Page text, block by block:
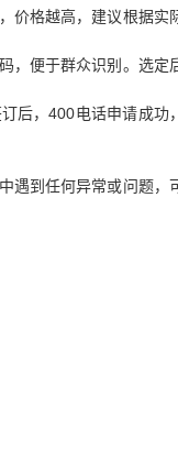
价格越高，建议根据实
，便于群众识别。选定
后，400电话申请成功，
遇到任何异常或问题，